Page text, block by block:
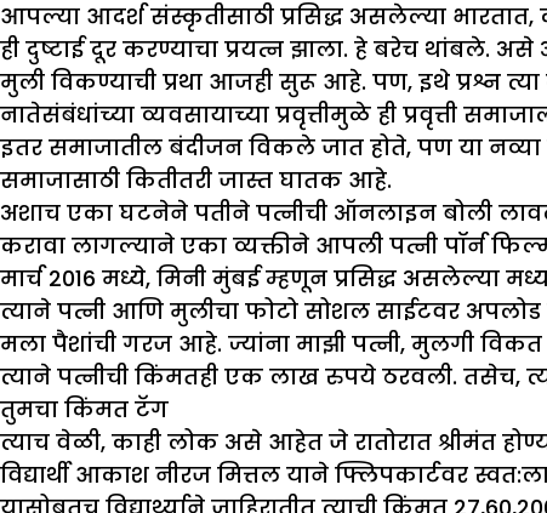
आपल्या आदर्श संस्कृतीसाठी प्रसिद्ध असलेल्या भारतात,
ही दुष्टाई दूर करण्याचा प्रयत्न झाला. हे बरेच थांबले. असे
मुली विकण्याची प्रथा आजही सुरू आहे. पण, इथे प्रश्न
नातेसंबंधांच्या व्यवसायाच्या प्रवृत्तीमुळे ही प्रवृत्ती
इतर समाजातील बंदीजन विकले जात होते, पण या नव्या
समाजासाठी कितीतरी जास्त घातक आहे.
अशाच एका घटनेने पतीने पत्नीची ऑनलाइन बोली
करावा लागल्याने एका व्यक्तीने आपली पत्नी पॉर्न
मार्च 2016 मध्ये, मिनी मुंबई म्हणून प्रसिद्ध असलेल्या
त्याने पत्नी आणि मुलीचा फोटो सोशल साईटवर
मला पैशांची गरज आहे. ज्यांना माझी पत्नी, मुलगी विकत
त्याने पत्नीची किंमतही एक लाख रुपये ठरवली. तसेच,
तुमचा किंमत टॅग
त्याच वेळी, काही लोक असे आहेत जे रातोरात श्रीमंत
विद्यार्थी आकाश नीरज मित्तल याने फ्लिपकार्टवर